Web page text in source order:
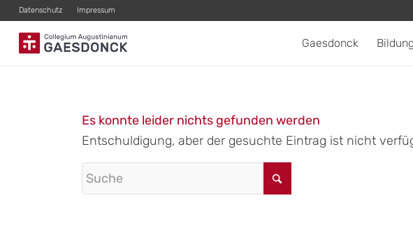
Datenschutz Impressum
Gaesdonck
Es konnte leider nichts gefunden werden
Entschuldigung, aber der gesuchte Eintrag ist nicht